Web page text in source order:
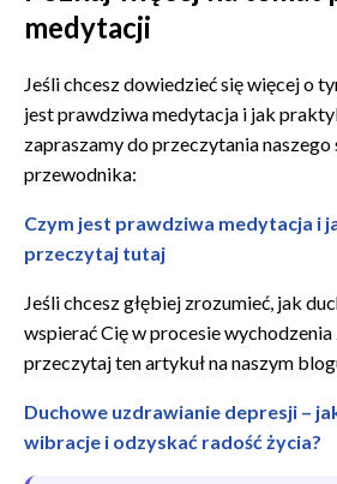
medytacji
Jeśli chcesz dowiedzieć się więcej o
jest prawdziwa medytacja i jak
zapraszamy do przeczytania naszego
przewodnika:
Czym jest prawdziwa medytacja i
przeczytaj tutaj
Jeśli chcesz głębiej zrozumieć, jak
wspierać Cię w procesie
przeczytaj ten artykuł na naszym
Duchowe uzdrawianie depresji –
wibracje i odzyskać radość życia?